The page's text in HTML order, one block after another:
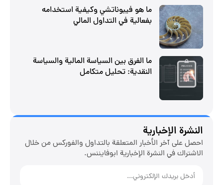
ما هو فيبوناتشي وكيفية استخدامه
بفعالية في التداول المالي
ما الفرق بين السياسة المالية والسياسة
النقدية: تحليل متكامل
النشرة الإخبارية
احصل على آخر الأخبار المتعلقة بالتداول والفوركس من خلال
الاشتراك في النشرة الإخبارية ابوفایننس.